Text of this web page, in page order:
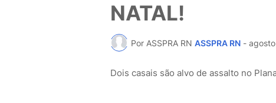
NATAL!
Por ASSPRA RN ASSPRA RN -
Dois casais são alvo de assalto no